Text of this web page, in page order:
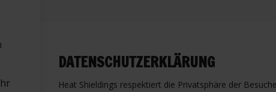
DATENSCHUTZERKLÄRUNG
Heat Shieldings respektiert die Privatsphäre der